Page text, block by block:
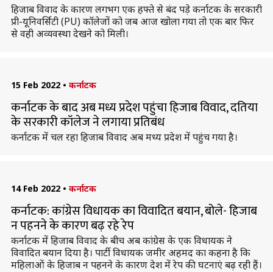
हिजाब विवाद के कारण लगभग एक हफ्ते से बंद पड़े कर्नाटक के सरकारी
प्री-यूनिवर्सिटी (PU) कॉलेजों को जब आज खोला गया तो एक बार फिर
से वही अव्यवस्था देखने को मिली।
15 Feb 2022 • कर्नाटक
कर्नाटक के बाद अब मध्य प्रदेश पहुंचा हिजाब विवाद, दतिया
के सरकारी कॉलेज ने लगाया प्रतिबंध
कर्नाटक में चल रहा हिजाब विवाद अब मध्य प्रदेश में पहुंच गया है।
14 Feb 2022 • कर्नाटक
कर्नाटक: कांग्रेस विधायक का विवादित बयान, बोले- हिजाब
न पहनने के कारण बढ़ रहे रेप
कर्नाटक में हिजाब विवाद के बीच अब कांग्रेस के एक विधायक ने
विवादित बयान दिया है। पार्टी विधायक जमीर अहमद का कहना है कि
महिलाओं के हिजाब न पहनने के कारण देश में रेप की घटनाएं बढ़ रही हैं।